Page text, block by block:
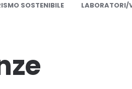
SOSTENIBILE LABORATORI/